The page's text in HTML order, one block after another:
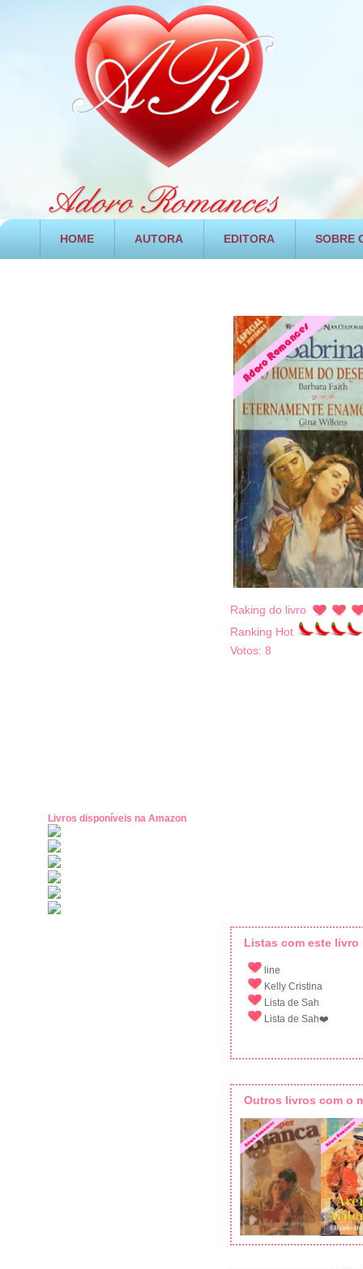
HOME AUTORA EDITORA SOBRE
Livros disponíveis na Amazon
Raking do livro
Ranking Hot
Votos: 8
Listas com este livro
line
Kelly Cristina
Lista de Sah
Lista de Sah❤️
Outros livros com o